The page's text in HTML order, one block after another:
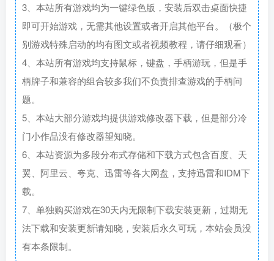
3、本站所有游戏均为一键绿色版，安装后双击桌面快捷
即可开始游戏，无需其他设置或者开启其他平台。（极个
别游戏特殊启动的均有图文或者视频教程，请仔细观看）
4、本站所有游戏均支持鼠标，键盘，手柄游玩，但是手
柄牌子和兼容的组合较多我们不负责排查游戏的手柄问
题。
5、本站大部分游戏均提供游戏修改器下载，但是部分冷
门小作品没有修改器望知晓。
6、本站资源为多段分布式存储和下载方式包含百度、天
翼、阿里云、夸克、迅雷等各大网盘，支持迅雷和IDM下
载。
7、单独购买游戏在30天内无限制下载安装更新，过期无
法下载和安装更新请知晓，安装后永久可玩，本站会员没
有本条限制。